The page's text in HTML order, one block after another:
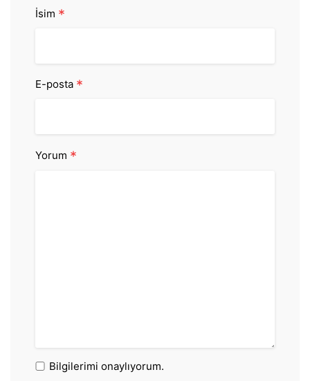
İsim *
E-posta *
Yorum *
Bilgilerimi onaylıyorum.